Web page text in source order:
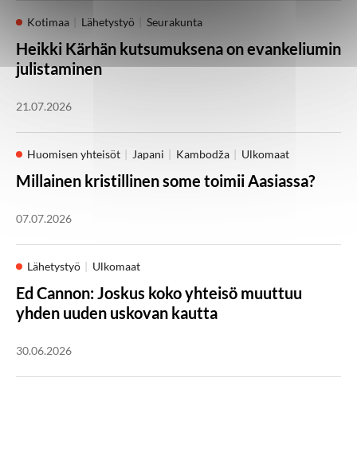
Kotimaa Lähetystyö Seurakunta
Heikki Kärhän kutsumuksena on evankeliumin
julistaminen
21.07.2026
Huomisen yhteisöt Japani Kambodža Ulkomaat
Millainen kristillinen some toimii Aasiassa?
07.07.2026
Lähetystyö Ulkomaat
Ed Cannon: Joskus koko yhteisö muuttuu
yhden uuden uskovan kautta
30.06.2026